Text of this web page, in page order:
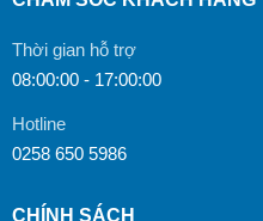
Thời gian hỗ trợ
08:00:00 - 17:00:00
Hotline
0258 650 5986
CHÍNH SÁCH